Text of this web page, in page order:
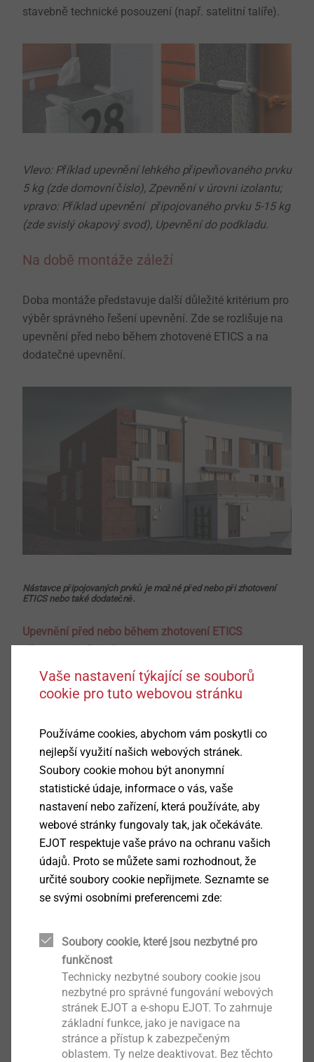
stavebně technické posouzení (např. satelitní talíře).
Vlevo: Příklad upevnění lehkého připevňovaného prvku
5 kg (zde domovní číslo), Zpevnění v úrovni izolantu;
vpravo: Příklad upevnění připojovaného prvku 5-15 kg
(zde svislý okapový svod), Upevnění do podkladu.
Na době montáže záleží
Doba montáže představuje další důležité kritérium pro
výběr správného řešení upevnění. Zde se rozlišuje na
upevnění před nebo během zhotovené ETICS a na
dodatečné upevnění.
Nástavce připojovaných prvků je možné před nebo při zhotovení
ETICS nebo také dodatečně.
Upevnění před nebo během zhotovení ETICS
případě známo už před zhotovením ETICS. Řešení
připevnění prvku může být integrováno přímo do
zateplovacího systému.
Dodatečné upevnění
Často ještě není před realizací ETICS známá poloha
nebo i druh připevňovaného prvku, který mají být
připevněny na plášť budovy. Montáž se provádí
dodatečně na již dokončenou fasádu ETICS.
S výrobním programem Iso sestavil EJOT skupinu
výrobků pro plánované a dodatečné upevnění
připojovaných prvků na fasády s ETICS, která pro
všechny případy nabízí odpovídající odpovídající
Kontaktujte nás
V případě zájmu o objednání fasádních
hmoždinek nás neváhejte kontaktovat!
Vaše nastavení týkající se souborů
cookie pro tuto webovou stránku
Používáme cookies, abychom vám poskytli co
nejlepší využití našich webových stránek.
Soubory cookie mohou být anonymní
statistické údaje, informace o vás, vaše
nastavení nebo zařízení, která používáte, aby
webové stránky fungovaly tak, jak očekáváte.
EJOT respektuje vaše právo na ochranu vašich
údajů. Proto se můžete sami rozhodnout, že
určité soubory cookie nepřijmete. Seznamte se
se svými osobními preferencemi zde:
Soubory cookie, které jsou nezbytné pro
funkčnost
Technicky nezbytné soubory cookie jsou
nezbytné pro správné fungování webových
stránek EJOT a e-shopu EJOT. To zahrnuje
základní funkce, jako je navigace na
stránce a přístup k zabezpečeným
oblastem. Ty nelze deaktivovat. Bez těchto